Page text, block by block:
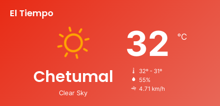
El Tiempo
Chetumal
Clear Sky
32 ℃
32º - 31º
55%
4.71 km/h